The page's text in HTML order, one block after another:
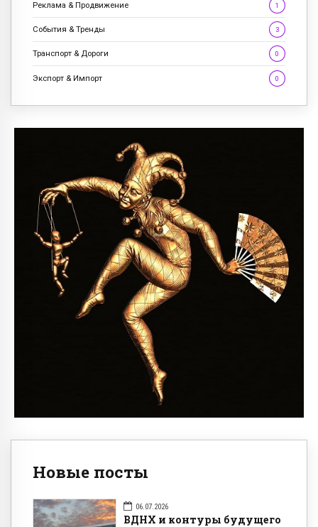
Реклама & Продвижение 1
События & Тренды 3
Транспорт & Дороги 0
Экспорт & Импорт 0
Новые посты
06.07.2026
ВДНХ и контуры будущего